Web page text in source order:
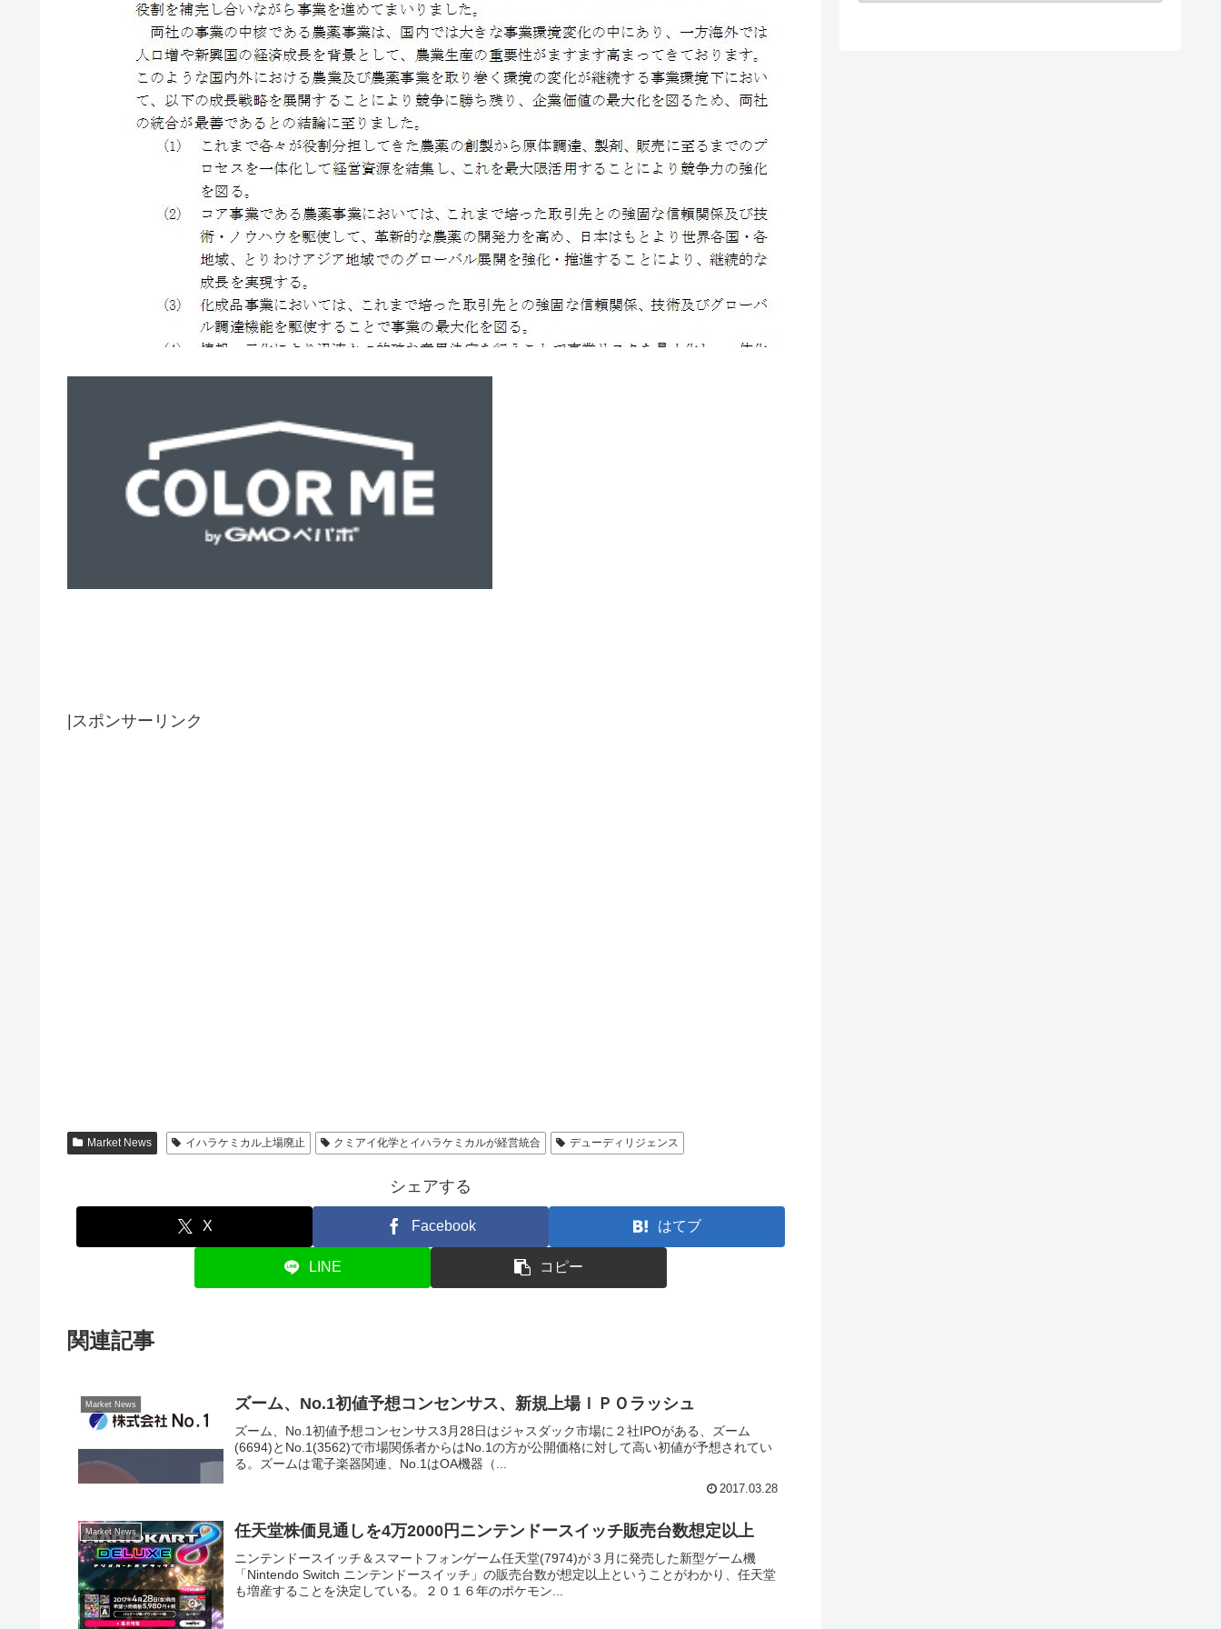
|スポンサーリンク
Market News イハラケミカル上場廃止 クミアイ化学とイハラケミカルが経営統合 デューディリジェンス
シェアする
X Facebook はてブ
LINE コピー
関連記事
Market News ズーム、No.1初値予想コンセンサス、新規上場ＩＰＯラッシュ
ズーム、No.1初値予想コンセンサス3月28日はジャスダック市場に２社IPOがある、ズーム
(6694)とNo.1(3562)で市場関係者からはNo.1の方が公開価格に対して高い初値が予想されてい
る。ズームは電子楽器関連、No.1はOA機器（...
2017.03.28
Market News 任天堂株価見通しを4万2000円ニンテンドースイッチ販売台数想定以上
ニンテンドースイッチ＆スマートフォンゲーム任天堂(7974)が３月に発売した新型ゲーム機
「Nintendo Switch ニンテンドースイッチ」の販売台数が想定以上ということがわかり、任天堂
も増産することを決定している。２０１６年のポケモン...